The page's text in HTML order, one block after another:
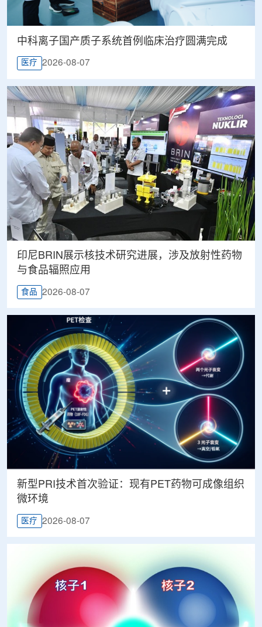
中科离子国产质子系统首例临床治疗圆满完成
医疗 2026-08-07
印尼BRIN展示核技术研究进展，涉及放射性药物
与食品辐照应用
食品 2026-08-07
新型PRI技术首次验证：现有PET药物可成像组织
微环境
医疗 2026-08-07